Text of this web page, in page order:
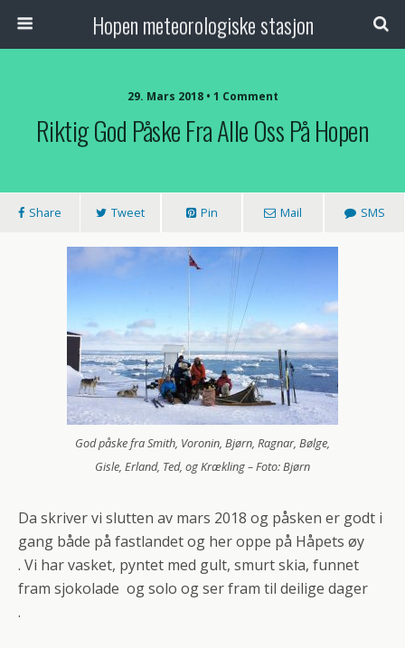
Hopen meteorologiske stasjon
29. Mars 2018 • 1 Comment
Riktig God Påske Fra Alle Oss På Hopen
Share Tweet Pin Mail SMS
God påske fra Smith, Voronin, Bjørn, Ragnar, Bølge,
Gisle, Erland, Ted, og Krækling – Foto: Bjørn
Da skriver vi slutten av mars 2018 og påsken er godt i
gang både på fastlandet og her oppe på Håpets øy
. Vi har vasket, pyntet med gult, smurt skia, funnet
fram sjokolade og solo og ser fram til deilige dager
.